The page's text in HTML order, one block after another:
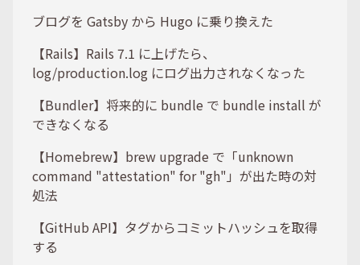
ブログを Gatsby から Hugo に乗り換えた
【Rails】Rails 7.1 に上げたら、
log/production.log にログ出力されなくなった
【Bundler】将来的に bundle で bundle install が
できなくなる
【Homebrew】brew upgrade で「unknown
command "attestation" for "gh"」が出た時の対
処法
【GitHub API】タグからコミットハッシュを取得
する